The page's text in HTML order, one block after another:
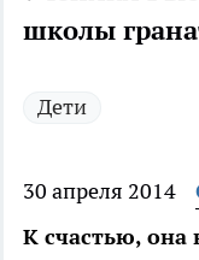
школы
Дети
30 апреля 2014
К счастью, она